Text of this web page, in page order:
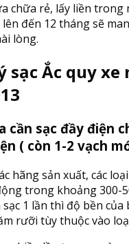
chữa rẻ, lấy liền trong
đến 12 tháng sẽ
lòng.
Ắc quy xe
cần sạc đầy điện
( còn 1-2 vạch
hãng sản xuất, các
trong khoảng 300-
1 lần thì độ bền
rưỡi tùy thuộc vào